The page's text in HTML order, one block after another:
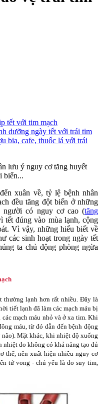
tết với tim mạch
dưỡng ngày tết với trái tim
bia, cafe, thuốc lá với trái
lưu ý nguy cơ tăng huyết
biến...
xuân về, tỷ lệ bệnh nhân
đều tăng đột biến ở những
người có nguy cơ cao (tăng
tết đúng vào mùa lạnh, cộng
Vì vậy, những hiểu biết về
các sinh hoạt trong ngày tết
ta chủ động phòng ngừa
thường lạnh hơn rất nhiều. Đây là
tiết lạnh đã làm các mạch máu bị
mạch máu nhỏ và ở xa tim. Khi
máu, từ đó dẫn đến bệnh động
não). Mặt khác, khi nhiệt độ xuống
nhiệt do không có khả năng tạo đủ
thể, nên xuất hiện nhiều nguy cơ
tử vong - chủ yếu là do suy tim,